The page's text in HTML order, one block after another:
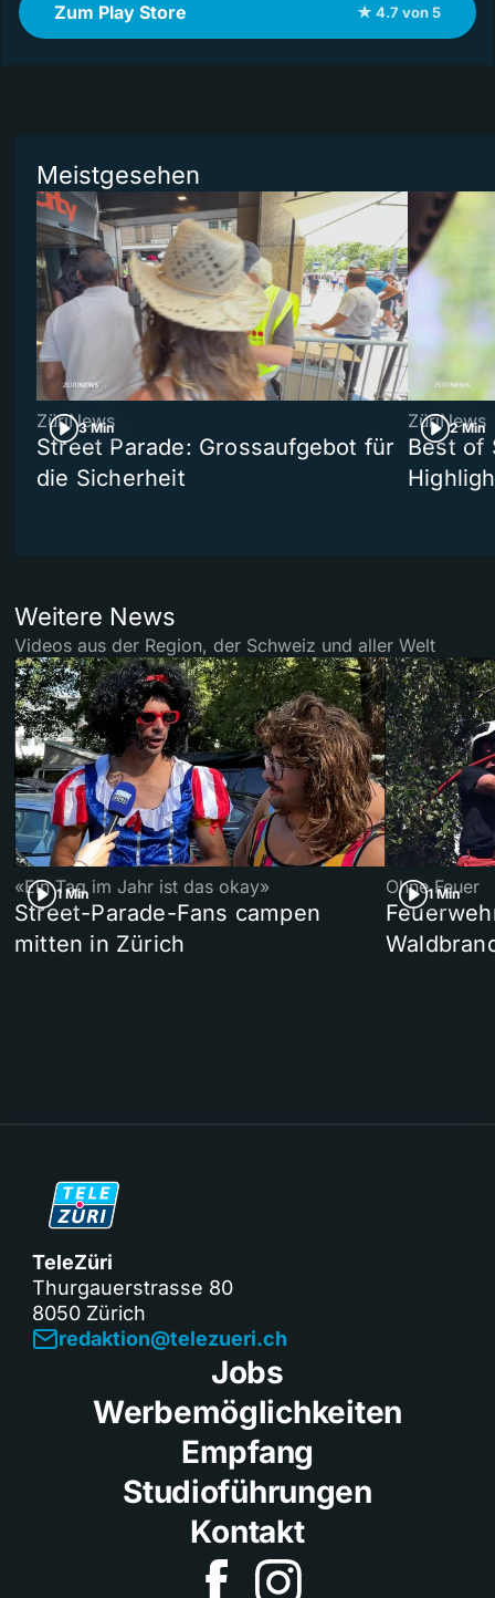
Zum Play Store ★ 4.7 von 5
Meistgesehen
3 Min
ZüriNews
Street Parade: Grossaufgebot für
die Sicherheit
2 Min
ZüriNews
Best of
Weitere News
Videos aus der Region, der Schweiz und aller Welt
1 Min
«Ein Tag im Jahr ist das okay»
Street-Parade-Fans campen
mitten in Zürich
1 Min
Ohne Feuer
TeleZüri
Thurgauerstrasse 80
8050 Zürich
redaktion@telezueri.ch
Jobs
Werbemöglichkeiten
Empfang
Studioführungen
Kontakt